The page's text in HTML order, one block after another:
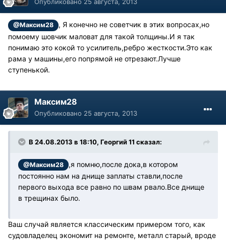
Опубликовано 25 августа, 2013
@Максим28
, Я конечно не советчик в этих вопросах,но
помоему шовчик маловат для такой толщины.И я так
понимаю это кокой то усилитель,ребро жесткости.Это как
рама у машины,его попрямой не отрезают.Лучше
ступенькой.
Максим28
Опубликовано 25 августа, 2013
В 24.08.2013 в 18:10, Георгий 11 сказал:
@Максим28
,я помню,после дока,в котором
постоянно нам на днище заплаты ставли,после
первого выхода все равно по швам рвало.Все днище
в трещинах было.
Ваш случай является классическим примером того, как
судовладелец экономит на ремонте, металл старый, вроде